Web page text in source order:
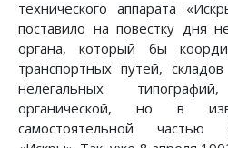
технического аппарата
поставило на повестку дня
органа, который бы
транспортных путей,
нелегальных
органической, но в
самостоятельной частью